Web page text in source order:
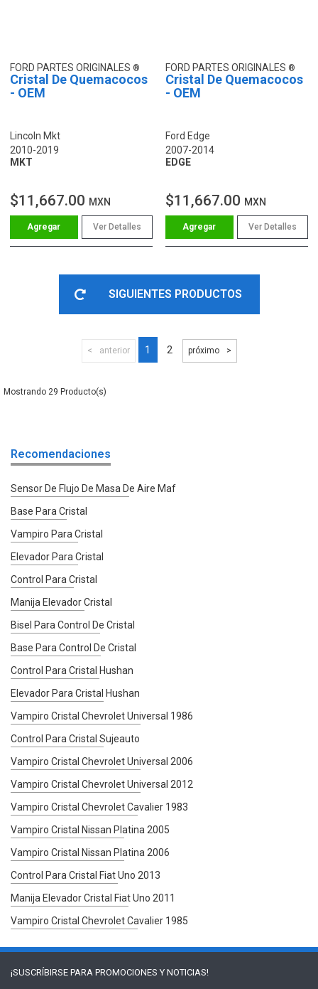
FORD PARTES ORIGINALES
Cristal De Quemacocos
- OEM
Lincoln Mkt
2010-2019
MKT
$11,667.00 MXN
Ver Detalles
FORD PARTES ORIGINALES
Cristal De Quemacocos
- OEM
Ford Edge
2007-2014
EDGE
$11,667.00 MXN
Ver Detalles
SIGUIENTES PRODUCTOS
anterior 1 2 próximo
29
Recomendaciones
Sensor De Flujo De Masa De Aire Maf
Base Para Cristal
Vampiro Para Cristal
Elevador Para Cristal
Control Para Cristal
Manija Elevador Cristal
Bisel Para Control De Cristal
Base Para Control De Cristal
Control Para Cristal Hushan
Elevador Para Cristal Hushan
Vampiro Cristal Chevrolet Universal 1986
Control Para Cristal Sujeauto
Vampiro Cristal Chevrolet Universal 2006
Vampiro Cristal Chevrolet Universal 2012
Vampiro Cristal Chevrolet Cavalier 1983
Vampiro Cristal Nissan Platina 2005
Vampiro Cristal Nissan Platina 2006
Control Para Cristal Fiat Uno 2013
Manija Elevador Cristal Fiat Uno 2011
Vampiro Cristal Chevrolet Cavalier 1985
¡SUSCRÍBIRSE PARA PROMOCIONES Y NOTICIAS!